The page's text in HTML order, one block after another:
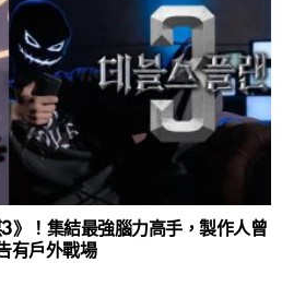
》！集結最強腦力高手，製作人曾
有戶外戰場